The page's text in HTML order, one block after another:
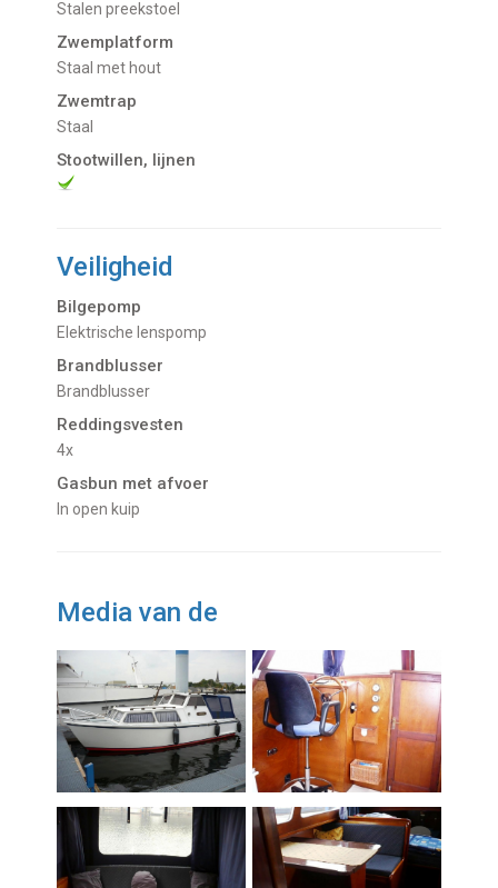
Stalen preekstoel
Zwemplatform
Staal met hout
Zwemtrap
Staal
Stootwillen, lijnen
Veiligheid
Bilgepomp
Elektrische lenspomp
Brandblusser
Brandblusser
Reddingsvesten
4x
Gasbun met afvoer
In open kuip
Media van de